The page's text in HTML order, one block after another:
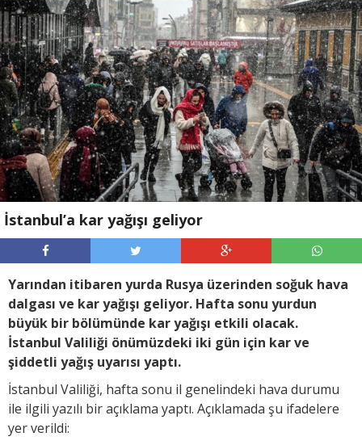
İstanbul’a kar yağışı geliyor
Yarından itibaren yurda Rusya üzerinden soğuk hava
dalgası ve kar yağışı geliyor. Hafta sonu yurdun
büyük bir bölümünde kar yağışı etkili olacak.
İstanbul Valiliği önümüzdeki iki gün için kar ve
şiddetli yağış uyarısı yaptı.
İstanbul Valiliği, hafta sonu il genelindeki hava durumu
ile ilgili yazılı bir açıklama yaptı. Açıklamada şu ifadelere
yer verildi: